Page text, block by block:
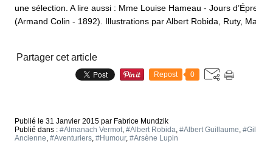
une sélection. A lire aussi : Mme Louise Hameau - Jours
(Armand Colin - 1892). Illustrations par Albert Robida, Ruty,
Partager cet article
Repost 0
Publié le 31 Janvier 2015 par Fabrice Mundzik
Publié dans : #Almanach Vermot, #Albert Robida, #Albert Guillaume,
Ancienne, #Aventuriers, #Humour, #Arsène Lupin